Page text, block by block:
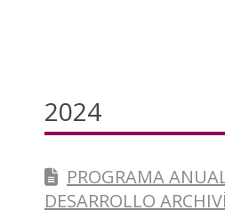
2024
PROGRAMA
DESARROLLO